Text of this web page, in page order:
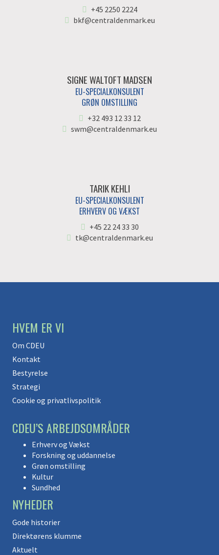
+45 2250 2224
bkf@centraldenmark.eu
SIGNE WALTOFT MADSEN
EU-SPECIALKONSULENT
GRØN OMSTILLING
+32 493 12 33 12
swm@centraldenmark.eu
TARIK KEHLI
EU-SPECIALKONSULENT
ERHVERV OG VÆKST
+45 22 24 33 30
tk@centraldenmark.eu
HVEM ER VI
Om CDEU
Kontakt
Bestyrelse
Strategi
Cookie og privatlivspolitik
CDEU’S ARBEJDSOMRÅDER
Erhverv og Vækst
Forskning og uddannelse
Grøn omstilling
Kultur
Sundhed
NYHEDER
Gode historier
Direktørens klumme
Aktuelt